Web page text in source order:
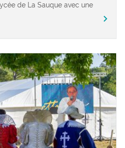
de La Sauque avec une
chevron_right